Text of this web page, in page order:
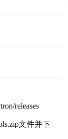
releases
文件并下